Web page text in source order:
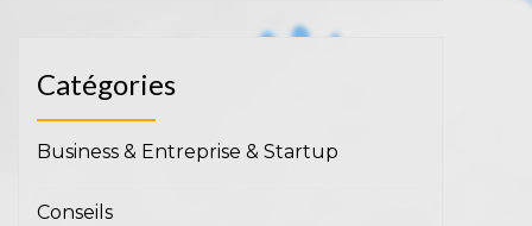
Catégories
Business & Entreprise & Startup
Conseils